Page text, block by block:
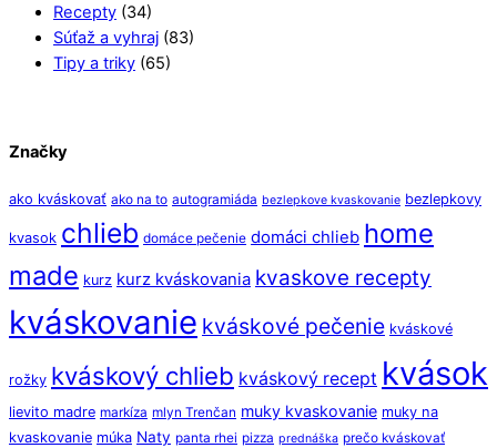
Recepty (34)
Súťaž a vyhraj (83)
Tipy a triky (65)
Značky
ako kváskovať ako na to autogramiáda bezlepkove kvaskovanie bezlepkovy
kvasok chlieb domáce pečenie domáci chlieb home
made kurz kurz kváskovania kvaskove recepty
kváskovanie kváskové pečenie kváskové
rožky kváskový chlieb kváskový recept kvások
lievito madre markíza mlyn Trenčan muky kvaskovanie muky na
kvaskovanie múka Naty panta rhei pizza prednáška prečo kváskovať